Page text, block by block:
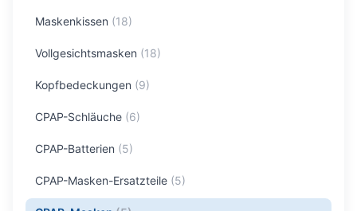
Maskenkissen (18)
Vollgesichtsmasken (18)
Kopfbedeckungen (9)
CPAP-Schläuche (6)
CPAP-Batterien (5)
CPAP-Masken-Ersatzteile (5)